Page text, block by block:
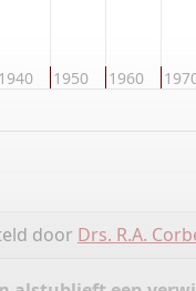
1940 1950 1960
door Drs. R.A.